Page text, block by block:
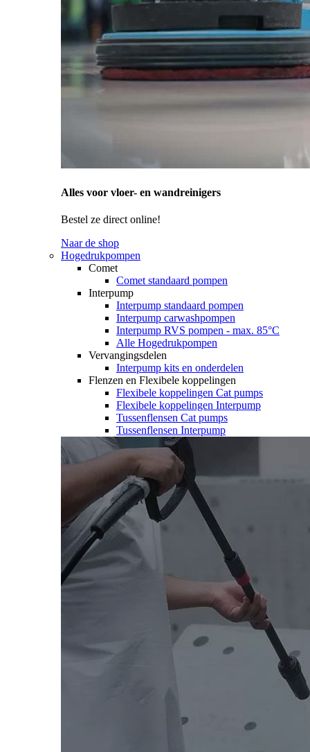
Alles voor vloer- en wandreinigers
Bestel ze direct online!
Naar de shop
Hogedrukpompen
Comet
Comet standaard pompen
Interpump
Interpump standaard pompen
Interpump carwashpompen
Interpump RVS pompen - max. 85°C
Alle Hogedrukpompen
Vervangingsdelen
Interpump kits en onderdelen
Flenzen en Flexibele koppelingen
Flexibele koppelingen Cat pumps
Flexibele koppelingen Interpump
Tussenflensen Cat pumps
Tussenflensen Interpump